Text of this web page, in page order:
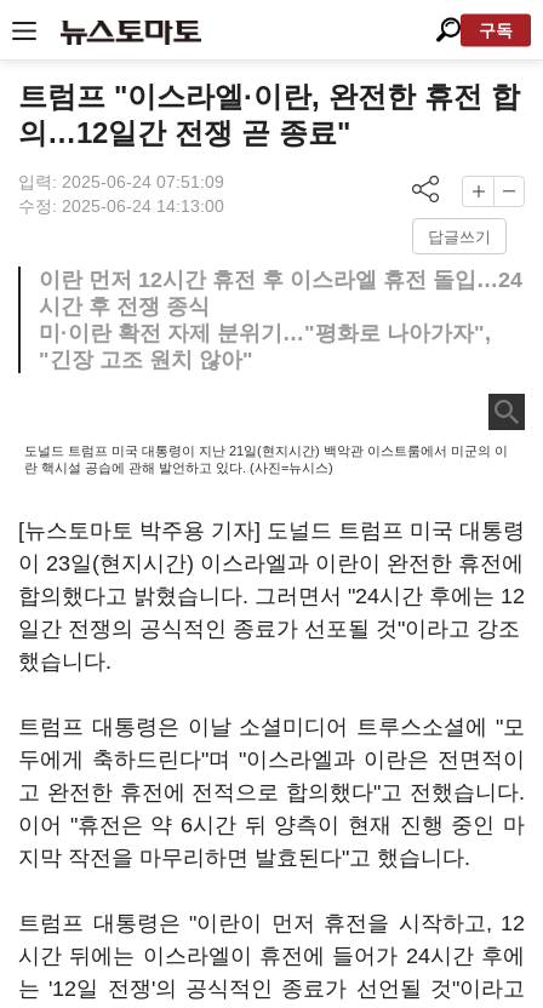
구독
트럼프 "이스라엘·이란, 완전한 휴전 합
의…12일간 전쟁 곧 종료"
입력: 2025-06-24 07:51:09
수정: 2025-06-24 14:13:00
답글쓰기
이란 먼저 12시간 휴전 후 이스라엘 휴전 돌입…24
시간 후 전쟁 종식
미·이란 확전 자제 분위기…"평화로 나아가자",
"긴장 고조 원치 않아"
도널드 트럼프 미국 대통령이 지난 21일(현지시간) 백악관 이스트룸에서 미군의 이
란 핵시설 공습에 관해 발언하고 있다. (사진=뉴시스)
[뉴스토마토 박주용 기자] 도널드 트럼프 미국 대통령
이 23일(현지시간) 이스라엘과 이란이 완전한 휴전에
합의했다고 밝혔습니다. 그러면서 "24시간 후에는 12
일간 전쟁의 공식적인 종료가 선포될 것"이라고 강조
했습니다.
트럼프 대통령은 이날 소셜미디어 트루스소셜에 "모
두에게 축하드린다"며 "이스라엘과 이란은 전면적이
고 완전한 휴전에 전적으로 합의했다"고 전했습니다.
이어 "휴전은 약 6시간 뒤 양측이 현재 진행 중인 마
지막 작전을 마무리하면 발효된다"고 했습니다.
트럼프 대통령은 "이란이 먼저 휴전을 시작하고, 12
시간 뒤에는 이스라엘이 휴전에 들어가 24시간 후에
는 '12일 전쟁'의 공식적인 종료가 선언될 것"이라고